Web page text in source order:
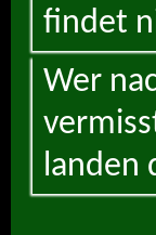
findet
Wer
landen